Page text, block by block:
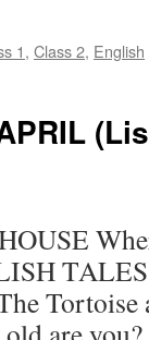
1, Class 2, English
Tortoise